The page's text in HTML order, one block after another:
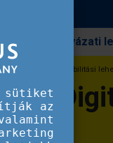
Pályázati
átállás és mobilitási
az